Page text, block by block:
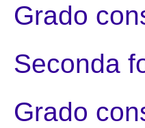
Grado
Seconda
Grado